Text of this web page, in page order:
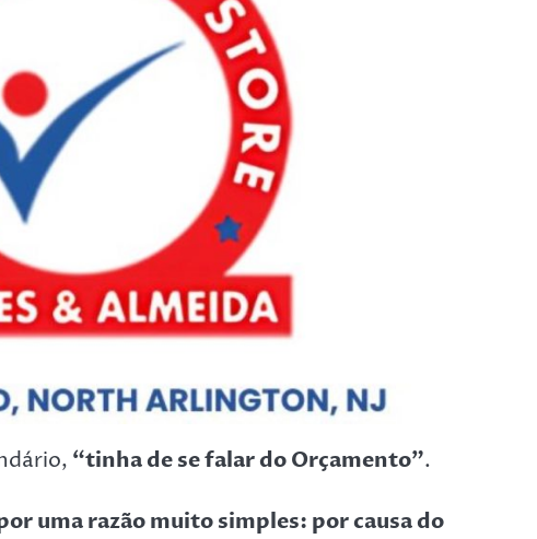
“tinha de se falar do Orçamento”.
uma razão muito simples: por causa do